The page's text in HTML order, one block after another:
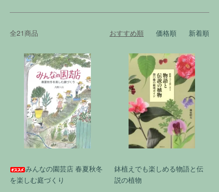
全21商品 おすすめ順 価格順 新着順
みんなの園芸店 春夏秋冬
を楽しむ庭づくり
鉢植えでも楽しめる物語と伝
説の植物